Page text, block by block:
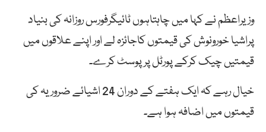
وزیراعظم نے کہا میں چاہتاہوں ٹائیگرفورس روزانہ کی بنیاد
پراشیا خورونوش کی قیمتوں کاجائزہ لے اور اپنے علاقوں میں
قیمتیں چیک کرکے پورٹل پرپوسٹ کرے۔
خیال رہے کہ ایک ہفتے کے دوران 24 اشیائے ضروریہ کی
قیمتوں میں اضافہ ہوا ہے۔